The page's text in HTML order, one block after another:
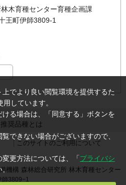
木育種センター育種企画課
王町伊師3809-1
奨品種とは
このサイトのご利用について
機構 森林総合研究所 林木育種センター
師3809−1
でより良い閲覧環境を提供するた
しています。
る場合は、「同意する」ボタンを
できない場合がございますので、
更方法については、「プライバシ
。